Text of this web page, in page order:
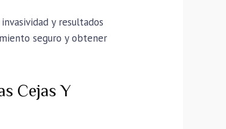
y resultados
seguro y obtener
Cejas Y